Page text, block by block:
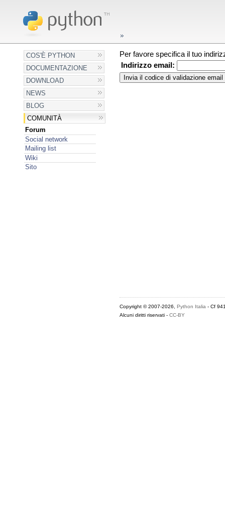
COS'È PYTHON
DOCUMENTAZIONE
DOWNLOAD
NEWS
BLOG
COMUNITÀ
Forum
Social network
Mailing list
Wiki
Sito
Per favore specifica il tuo
Indirizzo email:
Copyright © 2007-2026, Python Italia - Cf
Alcuni diritti riservati - CC-BY